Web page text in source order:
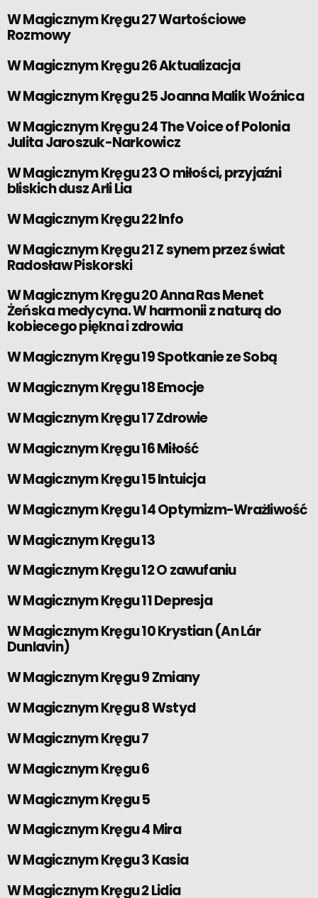
W Magicznym Kręgu 27 Wartościowe
Rozmowy
W Magicznym Kręgu 26 Aktualizacja
W Magicznym Kręgu 25 Joanna Malik Woźnica
W Magicznym Kręgu 24 The Voice of Polonia
Julita Jaroszuk-Narkowicz
W Magicznym Kręgu 23 O miłości, przyjaźni
bliskich dusz Arli Lia
W Magicznym Kręgu 22 Info
W Magicznym Kręgu 21 Z synem przez świat
Radosław Piskorski
W Magicznym Kręgu 20 Anna Ras Menet
Żeńska medycyna. W harmonii z naturą do
kobiecego piękna i zdrowia
W Magicznym Kręgu 19 Spotkanie ze Sobą
W Magicznym Kręgu 18 Emocje
W Magicznym Kręgu 17 Zdrowie
W Magicznym Kręgu 16 Miłość
W Magicznym Kręgu 15 Intuicja
W Magicznym Kręgu 14 Optymizm-Wrażliwość
W Magicznym Kręgu 13
W Magicznym Kręgu 12 O zawufaniu
W Magicznym Kręgu 11 Depresja
W Magicznym Kręgu 10 Krystian (An Lár
Dunlavin)
W Magicznym Kręgu 9 Zmiany
W Magicznym Kręgu 8 Wstyd
W Magicznym Kręgu 7
W Magicznym Kręgu 6
W Magicznym Kręgu 5
W Magicznym Kręgu 4 Mira
W Magicznym Kręgu 3 Kasia
W Magicznym Kręgu 2 Lidia